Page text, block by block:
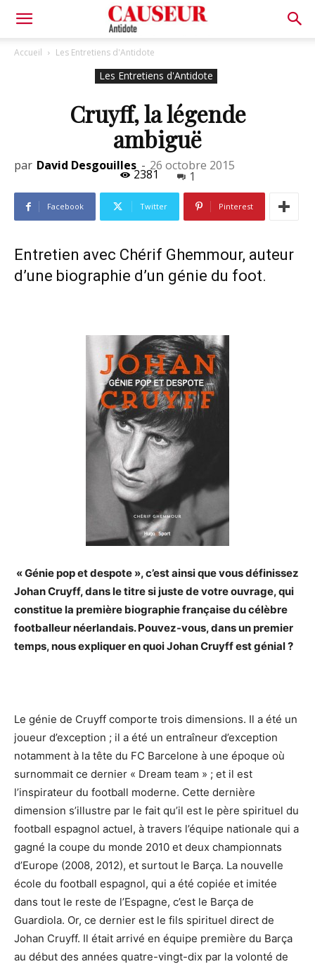
Antidote
Accueil Les Entretiens d'Antidote
Les Entretiens d'Antidote
Cruyff, la légende
ambiguë
par David Desgouilles - 26 octobre 2015
2381 1
Facebook Twitter Pinterest
Entretien avec Chérif Ghemmour, auteur
d’une biographie d’un génie du foot.
« Génie pop et despote », c’est ainsi que vous définissez
Johan Cruyff, dans le titre si juste de votre ouvrage, qui
constitue la première biographie française du célèbre
footballeur néerlandais. Pouvez-vous, dans un premier
temps, nous expliquer en quoi Johan Cruyff est génial ?
Le génie de Cruyff comporte trois dimensions. Il a été un
joueur d’exception ; il a été un entraîneur d’exception
notamment à la tête du FC Barcelone à une époque où
surnommait ce dernier « Dream team » ; et il est
l’inspirateur du football moderne. Cette dernière
dimension s’illustre par le fait qu’il est le père spirituel du
football espagnol actuel, à travers l’équipe nationale qui a
gagné la coupe du monde 2010 et deux championnats
d’Europe (2008, 2012), et surtout le Barça. La nouvelle
école du football espagnol, qui a été copiée et imitée
dans tout le reste de l’Espagne, c’est le Barça de
Guardiola. Or, ce dernier est le fils spirituel direct de
Johan Cruyff. Il était arrivé en équipe première du Barça
au début des années quatre-vingt-dix par la volonté de